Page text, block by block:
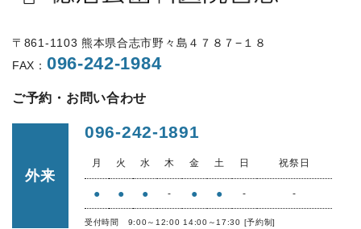
〒861-1103 熊本県合志市野々島４７８７−１８
FAX： 096-242-1984
ご予約・お問い合わせ
外来
096-242-1891
月 火 水 木 金 土 日 祝祭日
● ● ● - ● ● - -
受付時間 9:00～12:00 14:00～17:30 [予約制]